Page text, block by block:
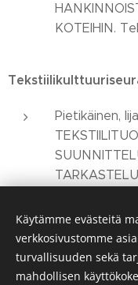
KOTEIHIN.
Pietikäinen,
Pietikäinen,
Käytämme evästeitä
verkkosivustomme
turvallisuuden sekä
mahdollisen